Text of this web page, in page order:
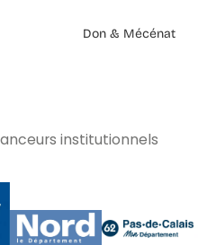
Don & Mécénat
institutionnels